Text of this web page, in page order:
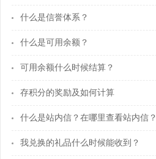
什么是信誉体系？
什么是可用余额？
可用余额什么时候结算？
存积分的奖励及如何计算
什么是站内信？在哪里查看站内信？
我兑换的礼品什么时候能收到？